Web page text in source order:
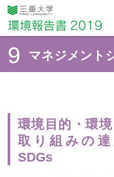
学長メッセージ
9 マネジメント
環境目的・環
取り組みの
SDGs